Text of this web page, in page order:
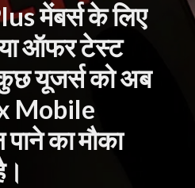
मेंबर्स के लिए
ऑफर टेस्ट
यूजर्स को अब
Mobile
का मौका